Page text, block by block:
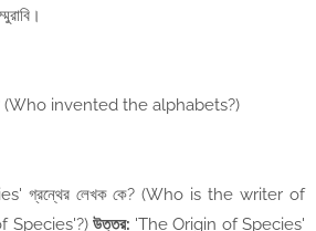
(Who invented the alphabets?)
গ্রন্থের লেখক কে? (Who is the writer of
Species'?) উত্তর: 'The Origin of Species'